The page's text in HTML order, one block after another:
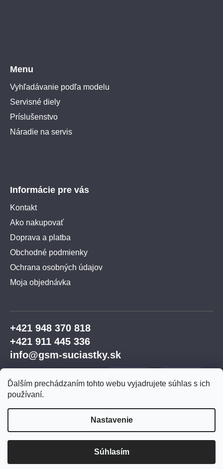
Ďalším prechádzaním tohto webu vyjadrujete súhlas s ich
používaní.
Nastavenie
Súhlasím
Menu
Vyhľadávanie podľa modelu
Servisné diely
Príslušenstvo
Náradie na servis
Informácie pre vás
Kontakt
Ako nakupovať
Doprava a platba
Obchodné podmienky
Ochrana osobných údajov
Moja objednávka
+421 948 370 818
+421 911 445 336
info@gsm-suciastky.sk
GSM súčiastky
vyhradené.Upraviť nastavenie cookies